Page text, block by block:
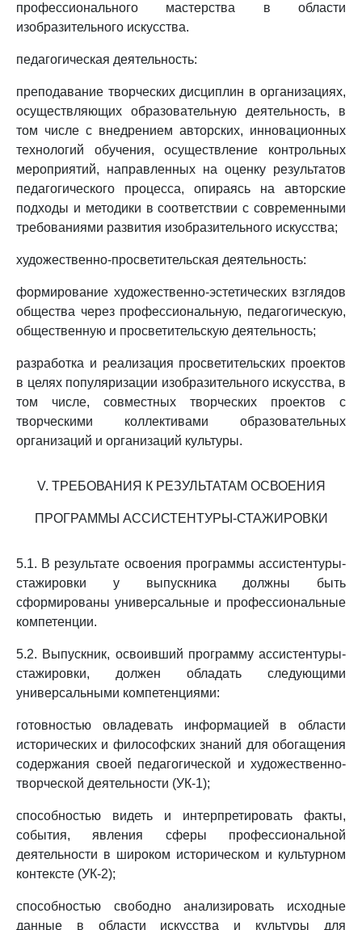
профессионального мастерства в области
изобразительного искусства.
педагогическая деятельность:
преподавание творческих дисциплин в организациях,
осуществляющих образовательную деятельность, в
том числе с внедрением авторских, инновационных
технологий обучения, осуществление контрольных
мероприятий, направленных на оценку результатов
педагогического процесса, опираясь на авторские
подходы и методики в соответствии с современными
требованиями развития изобразительного искусства;
художественно-просветительская деятельность:
формирование художественно-эстетических взглядов
общества через профессиональную, педагогическую,
общественную и просветительскую деятельность;
разработка и реализация просветительских проектов
в целях популяризации изобразительного искусства, в
том числе, совместных творческих проектов с
творческими коллективами образовательных
организаций и организаций культуры.
V. ТРЕБОВАНИЯ К РЕЗУЛЬТАТАМ ОСВОЕНИЯ
ПРОГРАММЫ АССИСТЕНТУРЫ-СТАЖИРОВКИ
5.1. В результате освоения программы ассистентуры-
стажировки у выпускника должны быть
сформированы универсальные и профессиональные
компетенции.
5.2. Выпускник, освоивший программу ассистентуры-
стажировки, должен обладать следующими
универсальными компетенциями:
готовностью овладевать информацией в области
исторических и философских знаний для обогащения
содержания своей педагогической и художественно-
творческой деятельности (УК-1);
способностью видеть и интерпретировать факты,
события, явления сферы профессиональной
деятельности в широком историческом и культурном
контексте (УК-2);
способностью свободно анализировать исходные
данные в области искусства и культуры для